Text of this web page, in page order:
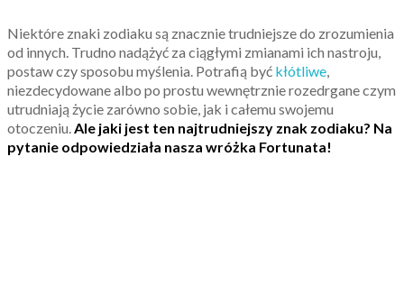
Niektóre znaki zodiaku są znacznie trudniejsze do zrozumienia
od innych. Trudno nadążyć za ciągłymi zmianami ich nastroju,
postaw czy sposobu myślenia. Potrafią być kłótliwe,
niezdecydowane albo po prostu wewnętrznie rozedrgane czym
utrudniają życie zarówno sobie, jak i całemu swojemu
otoczeniu.Ale jaki jest ten najtrudniejszy znak zodiaku? Na
pytanie odpowiedziała nasza wróżka Fortunata!